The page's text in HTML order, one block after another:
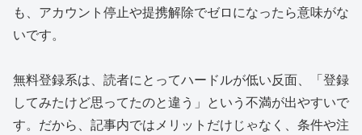
も、アカウント停止や提携解除でゼロになったら意味がな
いです。
無料登録系は、読者にとってハードルが低い反面、「登録
してみたけど思ってたのと違う」という不満が出やすいで
す。だから、記事内ではメリットだけじゃなく、条件や注